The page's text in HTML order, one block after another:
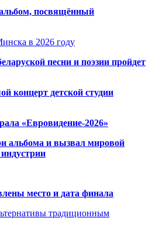
посвящённый
в 2026 году
песни и поэзии пройдет
концерт детской студии
«Евровидение-2026»
альбома и вызвал мировой
место и дата финала
традиционным